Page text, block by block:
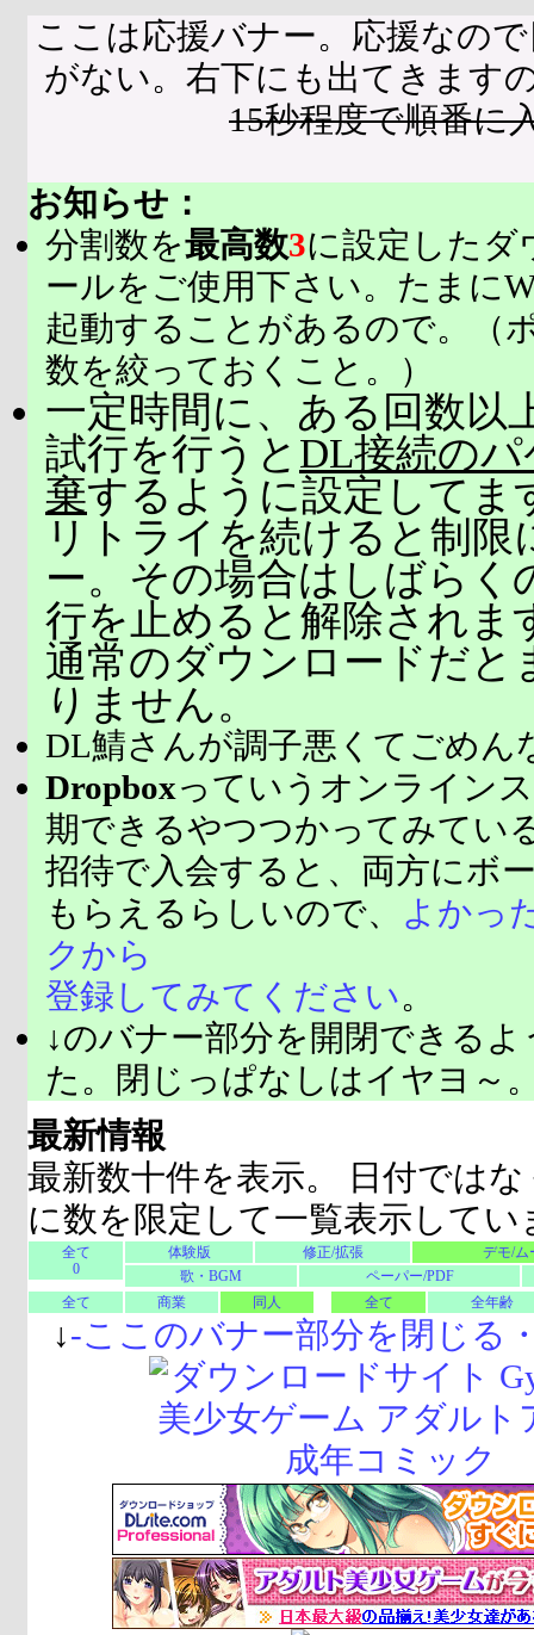
ここは応援バナー。応援なの
がない。右下にも出てきます
15秒程度で順番に
お知らせ：
分割数を最高数3に設定したダ
ールをご使用下さい。たまに
起動することがあるので。（
数を絞っておくこと。）
一定時間に、ある回数以
試行を行うと DL接続の
棄するように設定してま
リトライを続けると制限
ー。その場合はしばらく
行を止めると解除されま
通常のダウンロードだと
りません。
DL鯖さんが調子悪くてごめん
Dropboxっていうオンライン
期できるやつつかってみてい
招待で入会すると、両方にボ
もらえるらしいので、
よかっ
クから
登録してみてください。
↓のバナー部分を開閉できる
た。閉じっぱなしはイヤヨ～
最新情報
最新数十件を表示。 日付では
に数を限定して一覧表示してい
全て
0
体験版 修正/拡張
デモ/ム
歌・BGM
ペーパー/PDF
全て
商業 同人 全て 全年齢
↓-ここのバナー部分を閉じる